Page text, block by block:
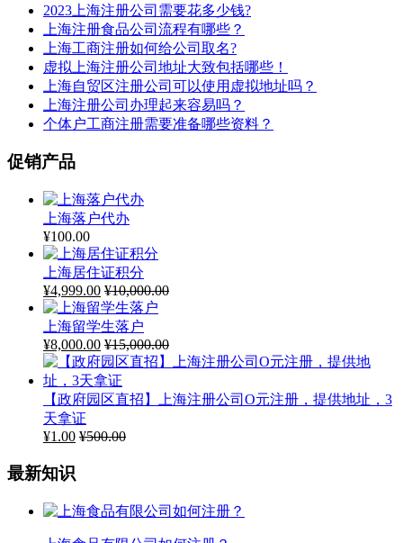
2023上海注册公司需要花多少钱?
上海注册食品公司流程有哪些？
上海工商注册如何给公司取名?
虚拟上海注册公司地址大致包括哪些！
上海自贸区注册公司可以使用虚拟地址吗？
上海注册公司办理起来容易吗？
个体户工商注册需要准备哪些资料？
促销产品
上海落户代办
¥100.00
上海居住证积分
¥4,999.00 ¥10,000.00
上海留学生落户
¥8,000.00 ¥15,000.00
【政府园区直招】上海注册公司O元注册，提供地址，3
天拿证
¥1.00 ¥500.00
最新知识